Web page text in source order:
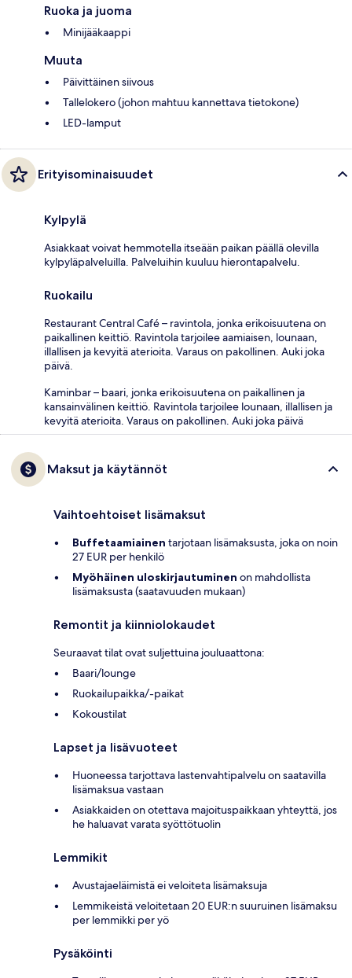
Ruoka ja juoma
Minijääkaappi
Muuta
Päivittäinen siivous
Tallelokero (johon mahtuu kannettava tietokone)
LED-lamput
Erityisominaisuudet
Kylpylä
Asiakkaat voivat hemmotella itseään paikan päällä olevilla
kylpyläpalveluilla. Palveluihin kuuluu hierontapalvelu.
Ruokailu
Restaurant Central Café – ravintola, jonka erikoisuutena on
paikallinen keittiö. Ravintola tarjoilee aamiaisen, lounaan,
illallisen ja kevyitä aterioita. Varaus on pakollinen. Auki joka
päivä.
Kaminbar – baari, jonka erikoisuutena on paikallinen ja
kansainvälinen keittiö. Ravintola tarjoilee lounaan, illallisen ja
kevyitä aterioita. Varaus on pakollinen. Auki joka päivä
Maksut ja käytännöt
Vaihtoehtoiset lisämaksut
Buffetaamiainen tarjotaan lisämaksusta, joka on noin
27 EUR per henkilö
Myöhäinen uloskirjautuminen on mahdollista
lisämaksusta (saatavuuden mukaan)
Remontit ja kiinniolokaudet
Seuraavat tilat ovat suljettuina jouluaattona:
Baari/lounge
Ruokailupaikka/-paikat
Kokoustilat
Lapset ja lisävuoteet
Huoneessa tarjottava lastenvahtipalvelu on saatavilla
lisämaksua vastaan
Asiakkaiden on otettava majoituspaikkaan yhteyttä, jos
he haluavat varata syöttötuolin
Lemmikit
Avustajaeläimistä ei veloiteta lisämaksuja
Lemmikeistä veloitetaan 20 EUR:n suuruinen lisämaksu
per lemmikki per yö
Pysäköinti